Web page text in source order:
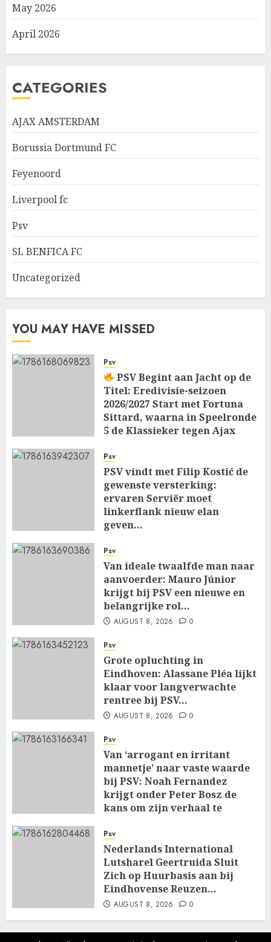
May 2026
April 2026
CATEGORIES
AJAX AMSTERDAM
Borussia Dortmund FC
Feyenoord
Liverpool fc
Psv
SL BENFICA FC
Uncategorized
YOU MAY HAVE MISSED
Psv
PSV Begint aan Jacht op de
Titel: Eredivisie-seizoen
2026/2027 Start met Fortuna
Sittard, waarna in Speelronde
5 de Klassieker tegen Ajax
AUGUST 8, 2026
Psv
PSV vindt met Filip Kostić de
gewenste versterking:
ervaren Serviër moet
linkerflank nieuw elan
geven…
Psv
Van ideale twaalfde man naar
aanvoerder: Mauro Júnior
krijgt bij PSV een nieuwe en
belangrijke rol…
AUGUST 8, 2026 0
Psv
Grote opluchting in
Eindhoven: Alassane Pléa lijkt
klaar voor langverwachte
rentree bij PSV…
AUGUST 8, 2026 0
Psv
Van ‘arrogant en irritant
mannetje’ naar vaste waarde
bij PSV: Noah Fernandez
krijgt onder Peter Bosz de
kans om zijn verhaal te
AUGUST 8, 2026
Psv
Nederlands International
Lutsharel Geertruida Sluit
Zich op Huurbasis aan bij
Eindhovense Reuzen…
AUGUST 8, 2026 0